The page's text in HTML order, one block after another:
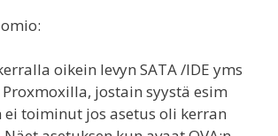
oikein levyn SATA /IDE yms
jostain syystä esim
ei toiminut jos asetus oli kerran